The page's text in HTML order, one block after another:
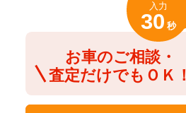
お車のご相談・
査定だけでもＯＫ！
入力
30 秒